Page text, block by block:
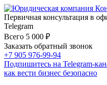
Первичная консультация в
Telegram
Всего 5 000 ₽
Заказать обратный звонок
+7 905 976-99-94
Подпишитесь на Telegram-
как вести бизнес безопасно